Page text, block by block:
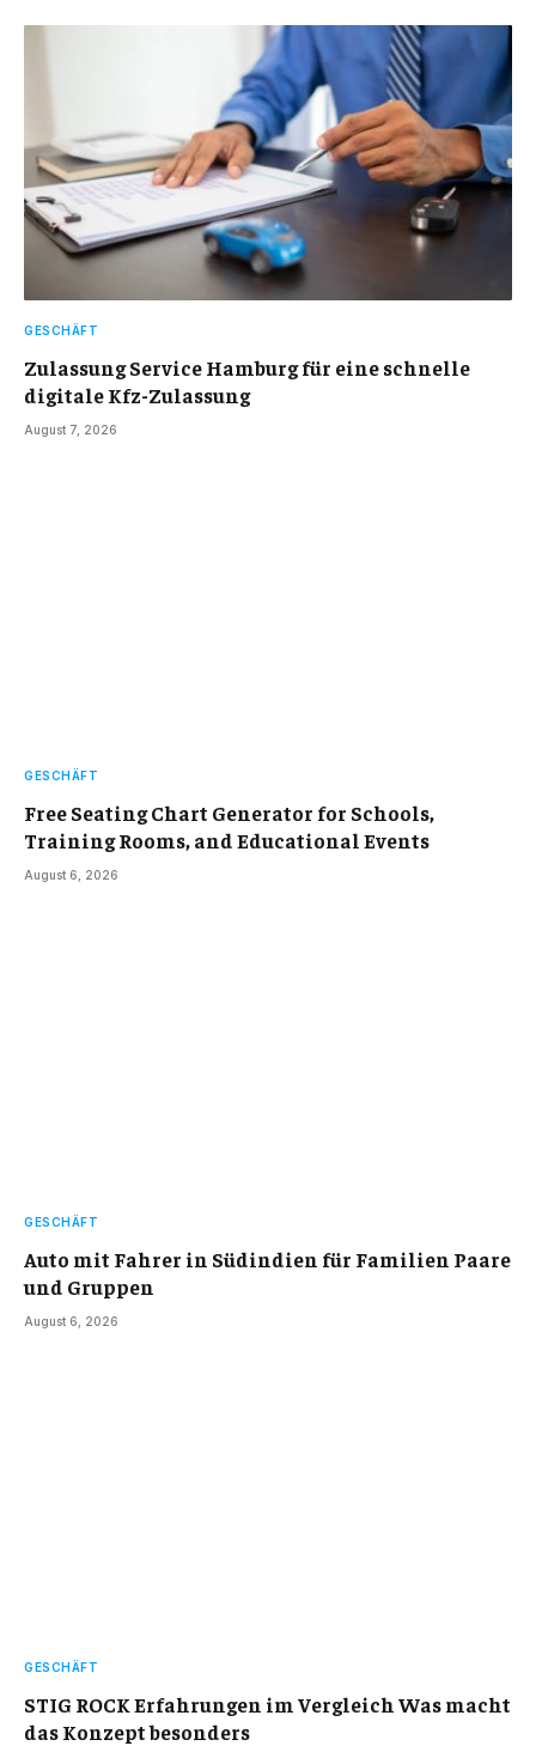
GESCHÄFT
Zulassung Service Hamburg für eine schnelle
digitale Kfz-Zulassung
August 7, 2026
GESCHÄFT
Free Seating Chart Generator for Schools,
Training Rooms, and Educational Events
August 6, 2026
GESCHÄFT
Auto mit Fahrer in Südindien für Familien Paare
und Gruppen
August 6, 2026
GESCHÄFT
STIG ROCK Erfahrungen im Vergleich Was macht
das Konzept besonders